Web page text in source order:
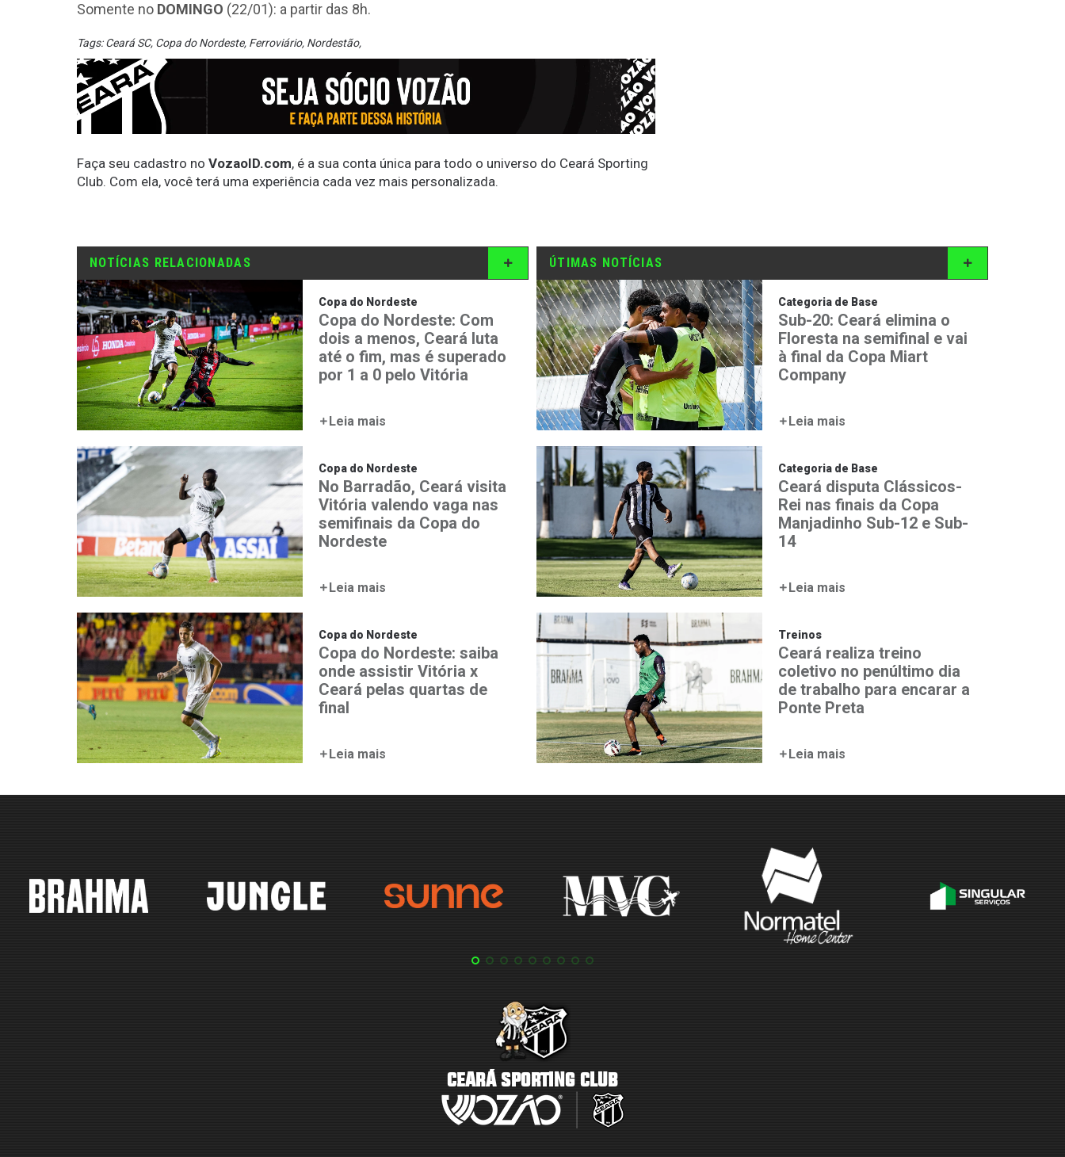
Somente no DOMINGO (22/01): a partir das 8h.
Tags:Ceará SC, Copa do Nordeste, Ferroviário, Nordestão,
Faça seu cadastro no VozaoID.com, é a sua conta única para todo o universo do Ceará Sporting
Club. Com ela, você terá uma experiência cada vez mais personalizada.
NOTÍCIAS RELACIONADAS
Copa do Nordeste
Copa do Nordeste: Com
dois a menos, Ceará luta
até o fim, mas é superado
por 1 a 0 pelo Vitória
Leia mais
Copa do Nordeste
No Barradão, Ceará visita
Vitória valendo vaga nas
semifinais da Copa do
Nordeste
Leia mais
Copa do Nordeste
Copa do Nordeste: saiba
onde assistir Vitória x
Ceará pelas quartas de
final
Leia mais
ÚTIMAS NOTÍCIAS
Categoria de Base
Sub-20: Ceará elimina o
Floresta na semifinal e vai
à final da Copa Miart
Company
Leia mais
Categoria de Base
Ceará disputa Clássicos-
Rei nas finais da Copa
Manjadinho Sub-12 e Sub-
14
Leia mais
Treinos
Ceará realiza treino
coletivo no penúltimo dia
de trabalho para encarar a
Ponte Preta
Leia mais
CEARÁ SPORTING CLUB